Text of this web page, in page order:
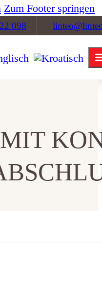
Zum Footer springen
098